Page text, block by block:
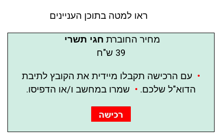
ראו למטה בתוכן העניינים
מחיר החוברת חגי תשרי
39 ש"ח
• עם הרכישה תקבלו מיידית את הקובץ לתיבת
הדוא"ל שלכם. • שמרו במחשב ו/או הדפיסו.